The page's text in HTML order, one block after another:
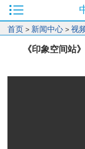
首页 > 新闻中心 > 视
《印象空间站